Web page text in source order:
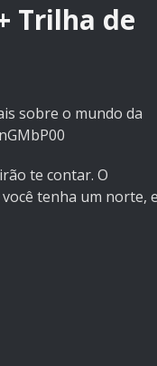
Trilha de
sobre o mundo da
te contar. O
tenha um norte,